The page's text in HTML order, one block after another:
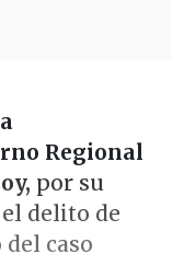
Regional
por su
delito de
caso